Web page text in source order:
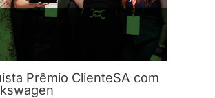
Prêmio ClienteSA com